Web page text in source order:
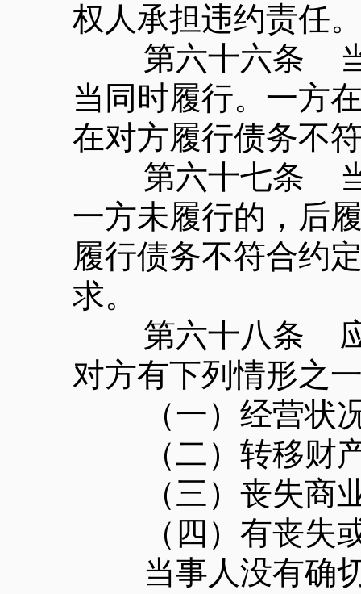
权人承担违约责任
第六十六条 当
当同时履行。一方
在对方履行债务不
第六十七条 当
一方未履行的，后
履行债务不符合约
求。
第六十八条 应
对方有下列情形之
（一）经营状况
（二）转移财产
（三）丧失商
（四）有丧失或
当事人没有确切